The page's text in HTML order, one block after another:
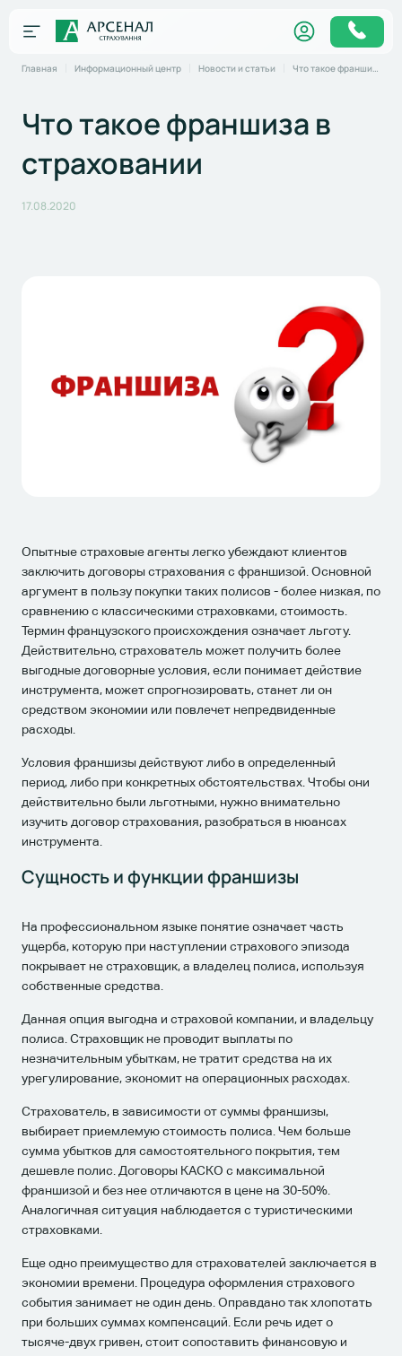
Главная Информационный центр Новости и статьи Что такое франшиза в страховании
Что такое франшиза в
страховании
17.08.2020
Опытные страховые агенты легко убеждают клиентов
заключить договоры страхования с франшизой. Основной
аргумент в пользу покупки таких полисов - более низкая, по
сравнению с классическими страховками, стоимость.
Термин французского происхождения означает льготу.
Действительно, страхователь может получить более
выгодные договорные условия, если понимает действие
инструмента, может спрогнозировать, станет ли он
средством экономии или повлечет непредвиденные
расходы.
Условия франшизы действуют либо в определенный
период, либо при конкретных обстоятельствах. Чтобы они
действительно были льготными, нужно внимательно
изучить договор страхования, разобраться в нюансах
инструмента.
Сущность и функции франшизы
На профессиональном языке понятие означает часть
ущерба, которую при наступлении страхового эпизода
покрывает не страховщик, а владелец полиса, используя
собственные средства.
Данная опция выгодна и страховой компании, и владельцу
полиса. Страховщик не проводит выплаты по
незначительным убыткам, не тратит средства на их
урегулирование, экономит на операционных расходах.
Страхователь, в зависимости от суммы франшизы,
выбирает приемлемую стоимость полиса. Чем больше
сумма убытков для самостоятельного покрытия, тем
дешевле полис. Договоры КАСКО с максимальной
франшизой и без нее отличаются в цене на 30-50%.
Аналогичная ситуация наблюдается с туристическими
страховками.
Еще одно преимущество для страхователей заключается в
экономии времени. Процедура оформления страхового
события занимает не один день. Оправдано так хлопотать
при больших суммах компенсаций. Если речь идет о
тысяче-двух гривен, стоит сопоставить финансовую и